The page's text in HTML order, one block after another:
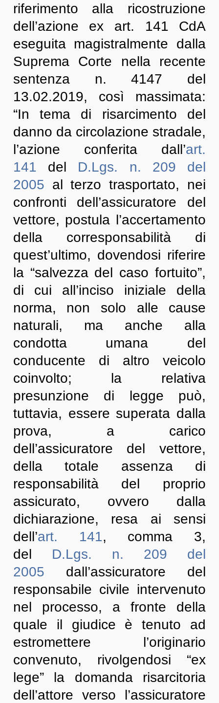
riferimento alla ricostruzione
dell’azione ex art. 141 CdA
eseguita magistralmente dalla
Suprema Corte nella recente
sentenza n. 4147 del
13.02.2019, così massimata:
“In tema di risarcimento del
danno da circolazione stradale,
l’azione conferita dall’art.
141 del D.Lgs. n. 209 del
2005 al terzo trasportato, nei
confronti dell’assicuratore del
vettore, postula l’accertamento
della corresponsabilità di
quest’ultimo, dovendosi riferire
la “salvezza del caso fortuito”,
di cui all’inciso iniziale della
norma, non solo alle cause
naturali, ma anche alla
condotta umana del
conducente di altro veicolo
coinvolto; la relativa
presunzione di legge può,
tuttavia, essere superata dalla
prova, a carico
dell’assicuratore del vettore,
della totale assenza di
responsabilità del proprio
assicurato, ovvero dalla
dichiarazione, resa ai sensi
dell’art. 141, comma 3,
del D.Lgs. n. 209 del
2005 dall’assicuratore del
responsabile civile intervenuto
nel processo, a fronte della
quale il giudice è tenuto ad
estromettere l’originario
convenuto, rivolgendosi “ex
lege” la domanda risarcitoria
dell’attore verso l’assicuratore